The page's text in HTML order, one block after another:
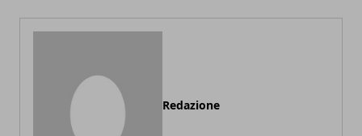
Redazione